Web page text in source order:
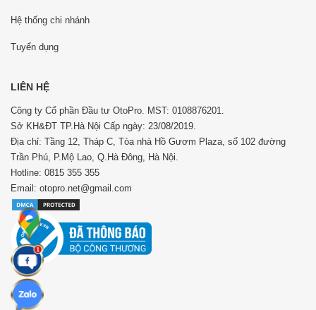
Hệ thống chi nhánh
Tuyển dụng
LIÊN HỆ
Công ty Cổ phần Đầu tư OtoPro. MST: 0108876201.
Sở KH&ĐT TP.Hà Nội Cấp ngày: 23/08/2019.
Địa chỉ: Tầng 12, Tháp C, Tòa nhà Hồ Gươm Plaza, số 102 đường
Trần Phú, P.Mộ Lao, Q.Hà Đông, Hà Nội.
Hotline: 0815 355 355
Email: otopro.net@gmail.com